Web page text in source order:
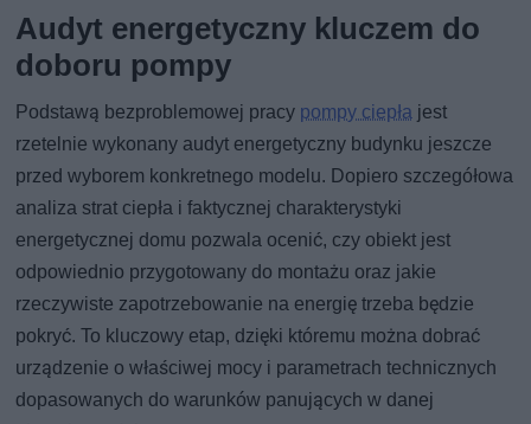
Audyt energetyczny kluczem do
doboru pompy
Podstawą bezproblemowej pracy pompy ciepła jest
rzetelnie wykonany audyt energetyczny budynku jeszcze
przed wyborem konkretnego modelu. Dopiero szczegółowa
analiza strat ciepła i faktycznej charakterystyki
energetycznej domu pozwala ocenić, czy obiekt jest
odpowiednio przygotowany do montażu oraz jakie
rzeczywiste zapotrzebowanie na energię trzeba będzie
pokryć. To kluczowy etap, dzięki któremu można dobrać
urządzenie o właściwej mocy i parametrach technicznych
dopasowanych do warunków panujących w danej